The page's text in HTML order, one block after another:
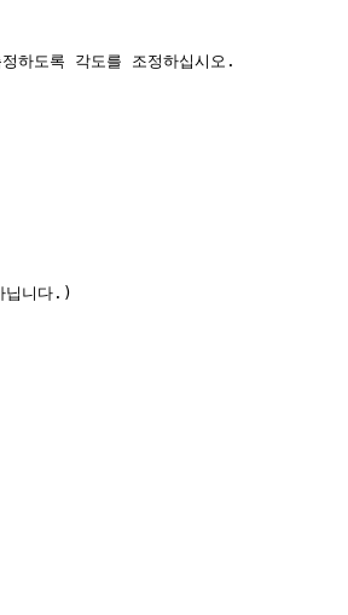
도록 각도를 조정하십시오.
닙니다.)